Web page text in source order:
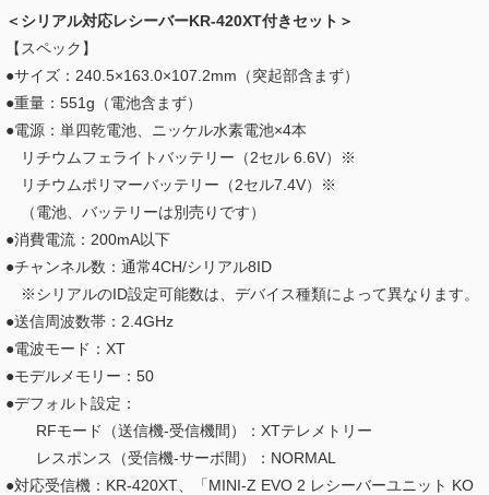
＜シリアル対応レシーバーKR-420XT付きセット＞
【スペック】
●サイズ：240.5×163.0×107.2mm（突起部含まず）
●重量：551g（電池含まず）
●電源：単四乾電池、ニッケル水素電池×4本
リチウムフェライトバッテリー（2セル 6.6V）※
リチウムポリマーバッテリー（2セル7.4V）※
（電池、バッテリーは別売りです）
●消費電流：200mA以下
●チャンネル数：通常4CH/シリアル8ID
※シリアルのID設定可能数は、デバイス種類によって異なります。
●送信周波数帯：2.4GHz
●電波モード：XT
●モデルメモリー：50
●デフォルト設定：
RFモード（送信機-受信機間）：XTテレメトリー
レスポンス（受信機-サーボ間）：NORMAL
●対応受信機：KR-420XT、「MINI-Z EVO 2 レシーバーユニット KO